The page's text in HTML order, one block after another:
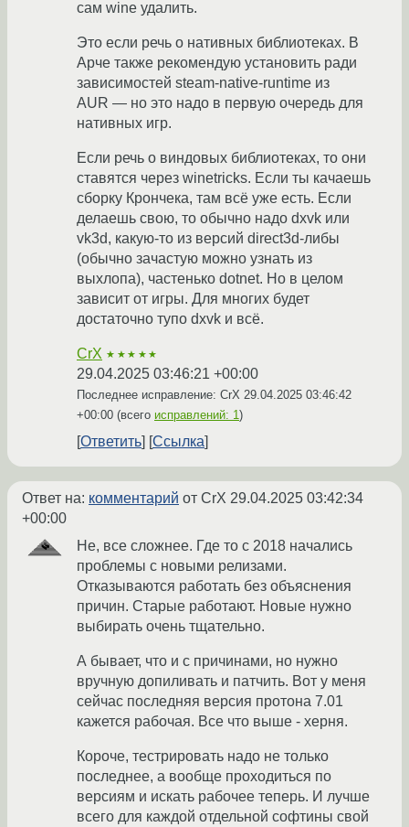
сам wine удалить.
Это если речь о нативных библиотеках. В
Арче также рекомендую установить ради
зависимостей steam-native-runtime из
AUR — но это надо в первую очередь для
нативных игр.
Если речь о виндовых библиотеках, то они
ставятся через winetricks. Если ты качаешь
сборку Крончека, там всё уже есть. Если
делаешь свою, то обычно надо dxvk или
vk3d, какую-то из версий direct3d-либы
(обычно зачастую можно узнать из
выхлопа), частенько dotnet. Но в целом
зависит от игры. Для многих будет
достаточно тупо dxvk и всё.
CrX ★★★★★
29.04.2025 03:46:21 +00:00
Последнее исправление: CrX 29.04.2025 03:46:42
+00:00 (всего исправлений: 1)
Ответить Ссылка
Ответ на: комментарий от CrX 29.04.2025 03:42:34
+00:00
Не, все сложнее. Где то с 2018 начались
проблемы с новыми релизами.
Отказываются работать без объяснения
причин. Старые работают. Новые нужно
выбирать очень тщательно.
А бывает, что и с причинами, но нужно
вручную допиливать и патчить. Вот у меня
сейчас последняя версия протона 7.01
кажется рабочая. Все что выше - херня.
Короче, тестрировать надо не только
последнее, а вообще проходиться по
версиям и искать рабочее теперь. И лучше
всего для каждой отдельной софтины свой